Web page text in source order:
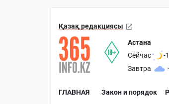
Қазақ редакциясы
Астана
Сейчас
-
Завтра
ГЛАВНАЯ Закон и порядок